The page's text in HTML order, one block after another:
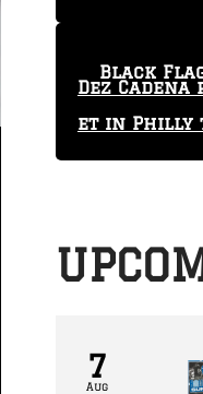
Dez
et in Philly
only 29
Black
7
Aug